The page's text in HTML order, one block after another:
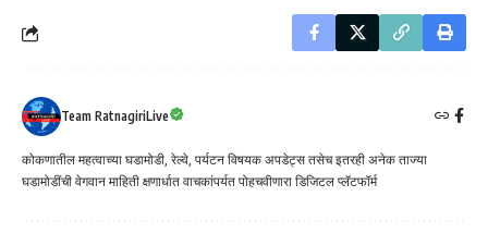
Team RatnagiriLive
कोकणातील महत्वाच्या घडामोडी, रेल्वे, पर्यटन विषयक अपडेट्स तसेच इतरही अनेक ताज्या
घडामोडींची वेगवान माहिती क्षणार्धात वाचकांपर्यत पोहचवीणारा डिजिटल प्लॅटफॉर्म